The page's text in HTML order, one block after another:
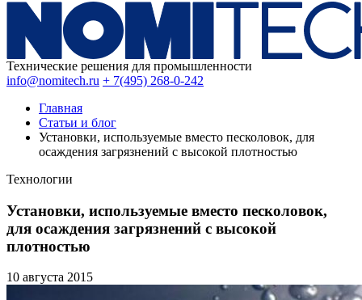
Технические решения для промышленности
info@nomitech.ru + 7(495) 268-0-242
Главная
Статьи и блог
Установки, используемые вместо песколовок, для
осаждения загрязнений с высокой плотностью
Технологии
Установки, используемые вместо песколовок,
для осаждения загрязнений с высокой
плотностью
10 августа 2015